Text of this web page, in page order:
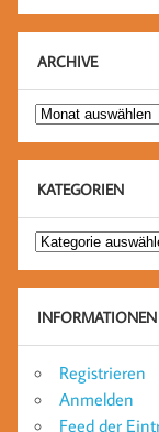
ARCHIVE
Archive
KATEGORIEN
Kategorien
INFORMATIONEN
Registrieren
Anmelden
Feed der